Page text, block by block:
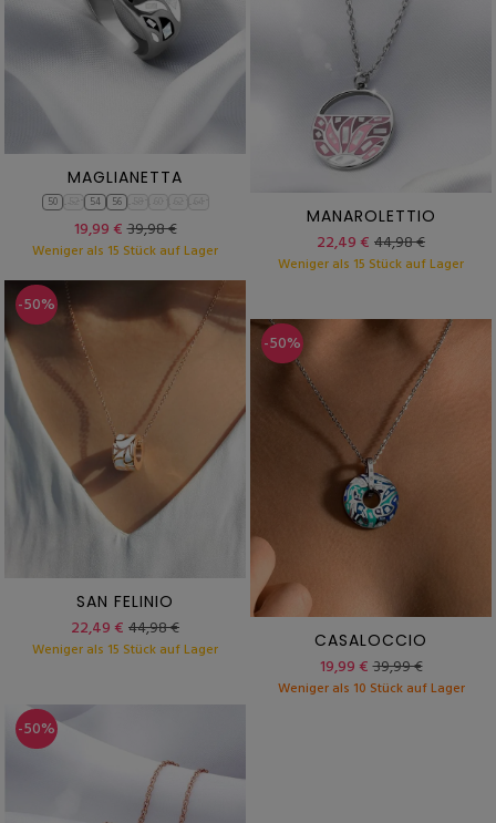
MAGLIANETTA
50 54 56
19,99 €39,98 €
Weniger als 15 Stück auf Lager
MANAROLETTIO
22,49 € 44,98 €
Weniger als 15 Stück auf Lager
-50%
SAN FELINIO
22,49 € 44,98 €
Weniger als 15 Stück auf Lager
-50%
CASALOCCIO
19,99 €39,99 €
Weniger als 10 Stück auf Lager
-50%